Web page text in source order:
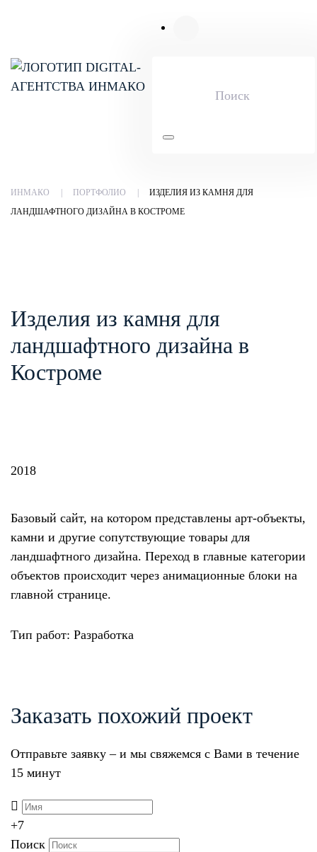
ИНМАКО ПОРТФОЛИО
ИЗДЕЛИЯ ИЗ КАМНЯ ДЛЯ
ЛАНДШАФТНОГО ДИЗАЙНА В КОСТРОМЕ
Изделия из камня для
ландшафтного дизайна в
Костроме
2018
Базовый сайт, на котором представлены арт-объекты,
камни и другие сопутствующие товары для
ландшафтного дизайна. Переход в главные категории
объектов происходит через анимационные блоки на
главной странице.
Тип работ: Разработка
Заказать похожий проект
Отправьте заявку – и мы свяжемся с Вами в течение
15 минут
+7
Поиск